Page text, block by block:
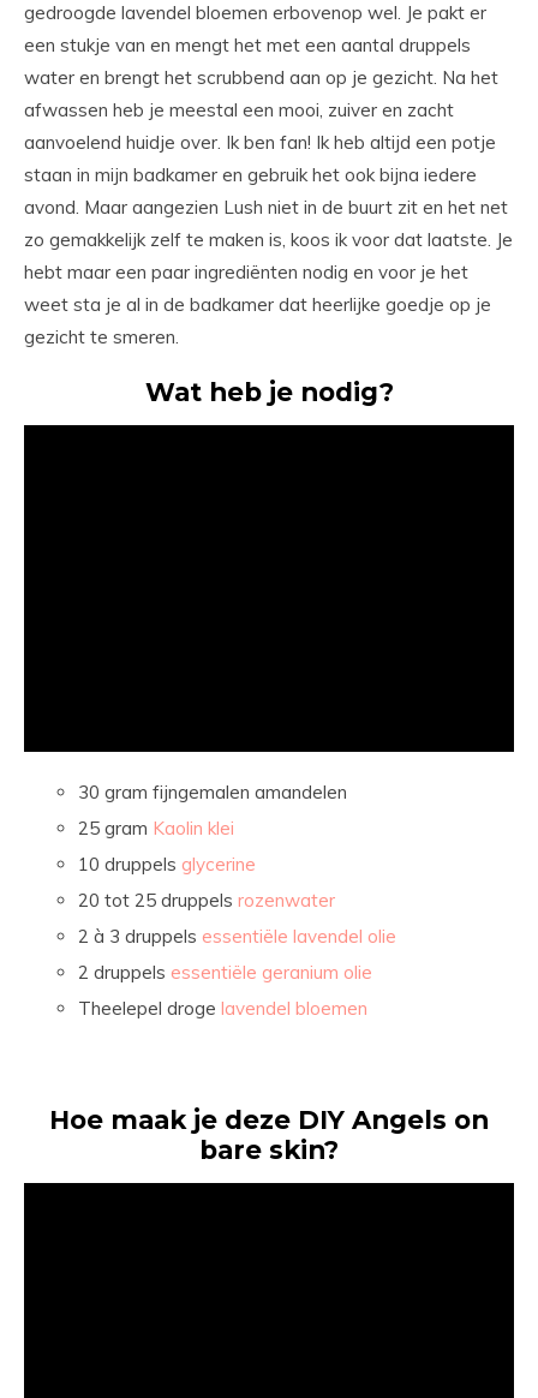
gedroogde lavendel bloemen erbovenop wel. Je pakt er
een stukje van en mengt het met een aantal druppels
water en brengt het scrubbend aan op je gezicht. Na het
afwassen heb je meestal een mooi, zuiver en zacht
aanvoelend huidje over. Ik ben fan! Ik heb altijd een potje
staan in mijn badkamer en gebruik het ook bijna iedere
avond. Maar aangezien Lush niet in de buurt zit en het net
zo gemakkelijk zelf te maken is, koos ik voor dat laatste. Je
hebt maar een paar ingrediënten nodig en voor je het
weet sta je al in de badkamer dat heerlijke goedje op je
gezicht te smeren.
Wat heb je nodig?
30 gram fijngemalen amandelen
25 gram Kaolin klei
10 druppels glycerine
20 tot 25 druppels rozenwater
2 à 3 druppels essentiële lavendel olie
2 druppels essentiële geranium olie
Theelepel droge lavendel bloemen
Hoe maak je deze DIY Angels on
bare skin?